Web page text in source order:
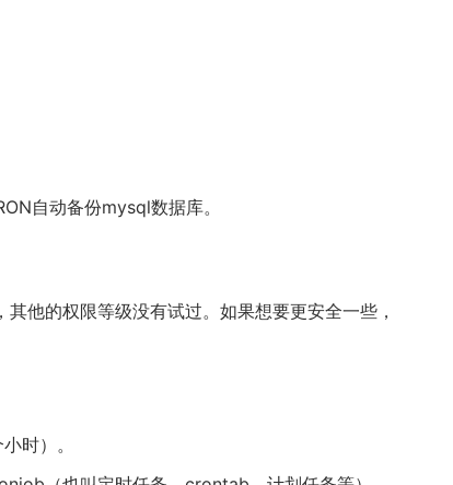
自动备份mysql数据库。
他的权限等级没有试过。如果想要更安全一些，
时）。